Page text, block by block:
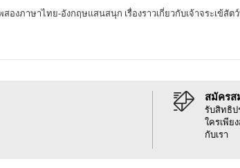
องภาษาไทย-อังกฤษแสนสนุก เรื่องราวเกี่ยวกับเจ้าจระเข้
สมัครส
รับสิทธิ
ใครเพีย
กับเรา